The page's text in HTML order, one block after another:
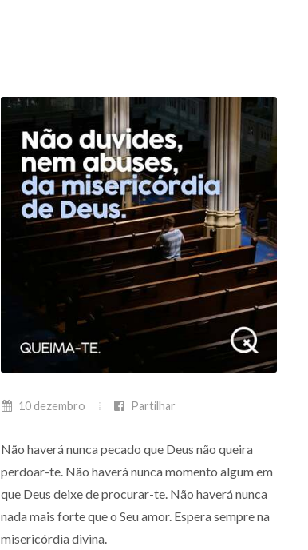
10 dezembro Partilhar
Não haverá nunca pecado que Deus não queira
perdoar-te. Não haverá nunca momento algum em
que Deus deixe de procurar-te. Não haverá nunca
nada mais forte que o Seu amor. Espera sempre na
misericórdia divina.